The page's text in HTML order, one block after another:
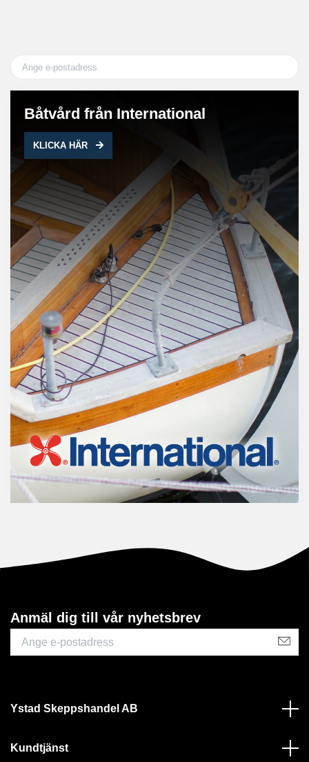
Båtvård från International
KLICKA HÄR
Anmäl dig till vår nyhetsbrev
Ystad Skeppshandel AB
Kundtjänst